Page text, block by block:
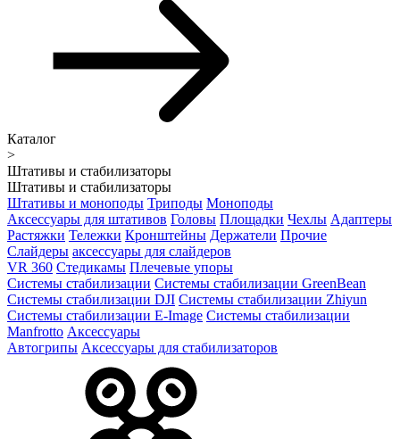
Каталог
>
Штативы и стабилизаторы
Штативы и стабилизаторы
Штативы и моноподы Триподы Моноподы
Аксессуары для штативов Головы Площадки Чехлы Адаптеры
Растяжки Тележки Кронштейны Держатели Прочие
Слайдеры аксессуары для слайдеров
VR 360 Стедикамы Плечевые упоры
Системы стабилизации Системы стабилизации GreenBean
Системы стабилизации DJI Системы стабилизации Zhiyun
Системы стабилизации E-Image Системы стабилизации
Manfrotto Аксессуары
Автогрипы Аксессуары для стабилизаторов